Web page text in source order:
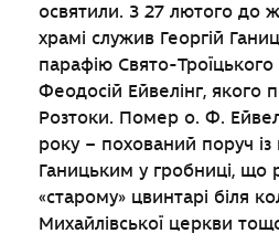
освятили. З 27 лютого до
храмі служив Георгій
парафію Свято-Троїцького
Феодосій Ейвелінг, якого
Розтоки. Помер о. Ф.
року – похований поруч із
Ганицьким у гробниці, що
«старому» цвинтарі біля
Михайлівської церкви